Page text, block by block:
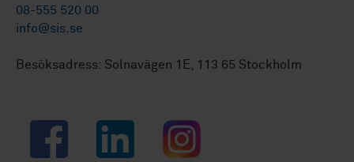
08-555 520 00
info@sis.se
Besöksadress: Solnavägen 1E, 113 65 Stockholm
Facebook LinkedIn Instagram